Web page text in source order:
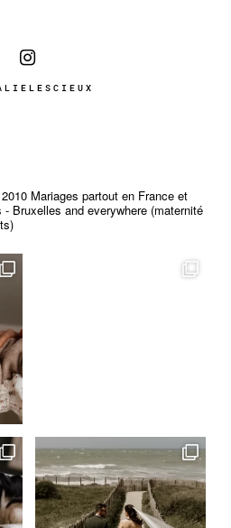
Mariages partout en France et
- Bruxelles and everywhere (maternité